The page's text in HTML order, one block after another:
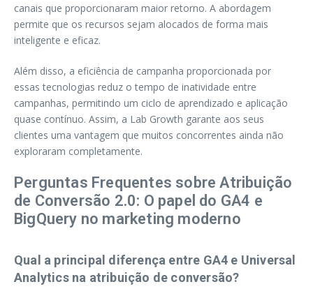
canais que proporcionaram maior retorno. A abordagem
permite que os recursos sejam alocados de forma mais
inteligente e eficaz.
Além disso, a eficiência de campanha proporcionada por
essas tecnologias reduz o tempo de inatividade entre
campanhas, permitindo um ciclo de aprendizado e aplicação
quase contínuo. Assim, a Lab Growth garante aos seus
clientes uma vantagem que muitos concorrentes ainda não
exploraram completamente.
Perguntas Frequentes sobre Atribuição
de Conversão 2.0: O papel do GA4 e
BigQuery no marketing moderno
Qual a principal diferença entre GA4 e Universal
Analytics na atribuição de conversão?